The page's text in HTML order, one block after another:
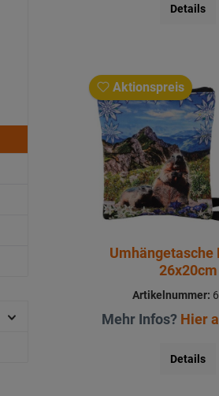
Details
Aktionspreis
Umhängetasche
26x20cm
Artikelnummer:
Mehr Infos? Hier
Details